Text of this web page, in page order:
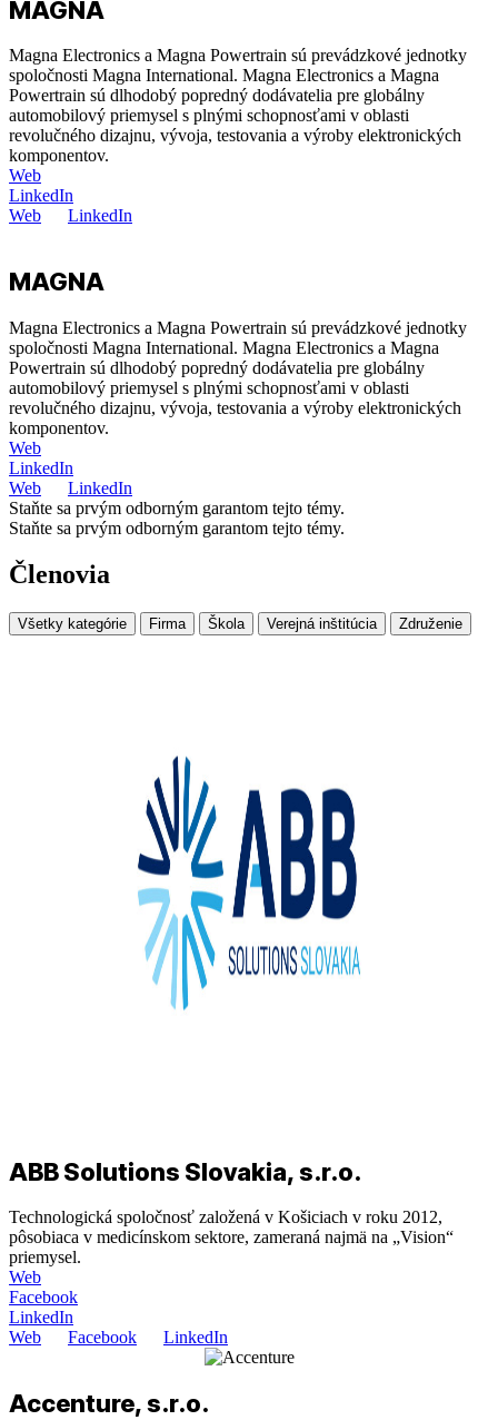
MAGNA
Magna Electronics a Magna Powertrain sú prevádzkové jednotky
spoločnosti Magna International. Magna Electronics a Magna
Powertrain sú dlhodobý popredný dodávatelia pre globálny
automobilový priemysel s plnými schopnosťami v oblasti
revolučného dizajnu, vývoja, testovania a výroby elektronických
komponentov.
Web
LinkedIn
Web
LinkedIn
MAGNA
Magna Electronics a Magna Powertrain sú prevádzkové jednotky
spoločnosti Magna International. Magna Electronics a Magna
Powertrain sú dlhodobý popredný dodávatelia pre globálny
automobilový priemysel s plnými schopnosťami v oblasti
revolučného dizajnu, vývoja, testovania a výroby elektronických
komponentov.
Web
LinkedIn
Web
LinkedIn
Staňte sa prvým odborným garantom tejto témy.
Staňte sa prvým odborným garantom tejto témy.
Členovia
Všetky kategórie Firma Škola Verejná inštitúcia Združenie
ABB Solutions Slovakia, s.r.o.
Technologická spoločnosť založená v Košiciach v roku 2012,
pôsobiaca v medicínskom sektore, zameraná najmä na „Vision“
priemysel.
Web
Facebook
LinkedIn
Web
Facebook LinkedIn
Accenture, s.r.o.